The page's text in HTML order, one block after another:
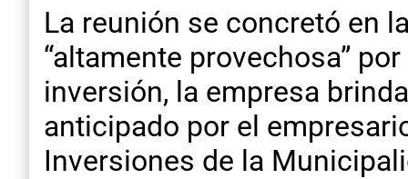
La reunión se concretó en
“altamente provechosa”
inversión, la empresa
anticipado por el
Inversiones de la